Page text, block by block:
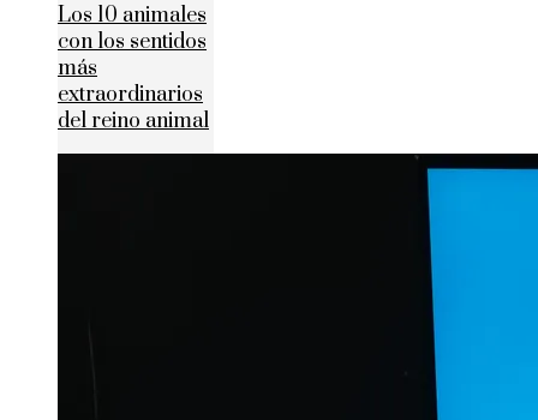
Los 10 animales
con los sentidos
más
extraordinarios
del reino animal